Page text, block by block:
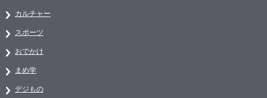
カルチャー
スポーツ
おでかけ
まめ学
デジもの